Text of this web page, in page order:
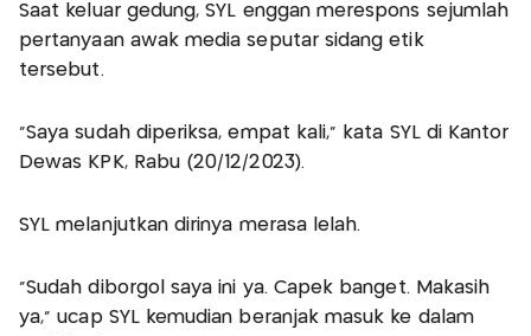
Saat keluar gedung, SYL enggan merespons sejumlah
pertanyaan awak media seputar sidang etik
tersebut.
"Saya sudah diperiksa, empat kali," kata SYL di Kantor
Dewas KPK, Rabu (20/12/2023).
SYL melanjutkan dirinya merasa lelah.
"Sudah diborgol saya ini ya. Capek banget. Makasih
ya," ucap SYL kemudian beranjak masuk ke dalam